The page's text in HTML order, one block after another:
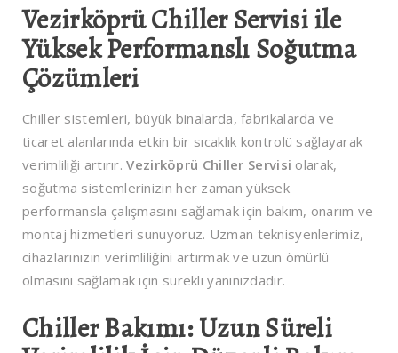
Vezirköprü Chiller Servisi ile
Yüksek Performanslı Soğutma
Çözümleri
Chiller sistemleri, büyük binalarda, fabrikalarda ve
ticaret alanlarında etkin bir sıcaklık kontrolü sağlayarak
verimliliği artırır.Vezirköprü Chiller Servisi olarak,
soğutma sistemlerinizin her zaman yüksek
performansla çalışmasını sağlamak için bakım, onarım ve
montaj hizmetleri sunuyoruz. Uzman teknisyenlerimiz,
cihazlarınızın verimliliğini artırmak ve uzun ömürlü
olmasını sağlamak için sürekli yanınızdadır.
Chiller Bakımı: Uzun Süreli